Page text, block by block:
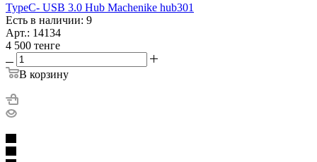
TypeC- USB 3.0 Hub Machenike hub301
Есть в наличии: 9
Арт.: 14134
4 500 тенге
В корзину